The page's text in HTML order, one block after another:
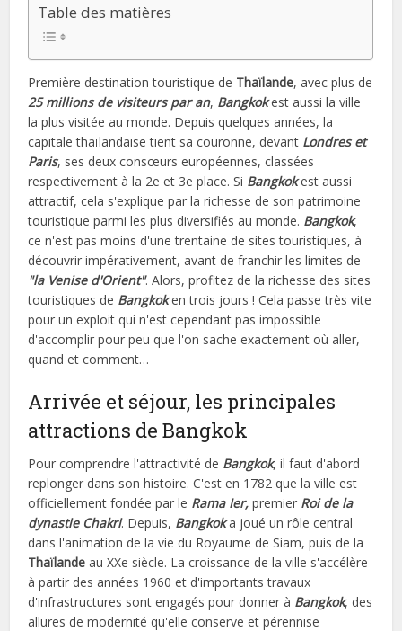
Table des matières
Première destination touristique de Thaïlande, avec plus de
25 millions de visiteurs par an, Bangkokest aussi la ville
la plus visitée au monde. Depuis quelques années, la
capitale thaïlandaise tient sa couronne, devant Londres et
Paris, ses deux consœurs européennes, classées
respectivement à la 2e et 3e place. Si Bangkokest aussi
attractif, cela s'explique par la richesse de son patrimoine
touristique parmi les plus diversifiés au monde. Bangkok,
ce n'est pas moins d'une trentaine de sites touristiques, à
découvrir impérativement, avant de franchir les limites de
"la Venise d'Orient". Alors, profitez de la richesse des sites
touristiques de Bangkoken trois jours ! Cela passe très vite
pour un exploit qui n'est cependant pas impossible
d'accomplir pour peu que l'on sache exactement où aller,
quand et comment…
Arrivée et séjour, les principales
attractions de Bangkok
Pour comprendre l'attractivité de Bangkok, il faut d'abord
replonger dans son histoire. C'est en 1782 que la ville est
officiellement fondée par le Rama Ier, premier Roi de la
dynastie Chakri. Depuis, Bangkoka joué un rôle central
dans l'animation de la vie du Royaume de Siam, puis de la
Thaïlande au XXe siècle. La croissance de la ville s'accélère
à partir des années 1960 et d'importants travaux
d'infrastructures sont engagés pour donner à Bangkok, des
allures de modernité qu'elle conserve et pérennise